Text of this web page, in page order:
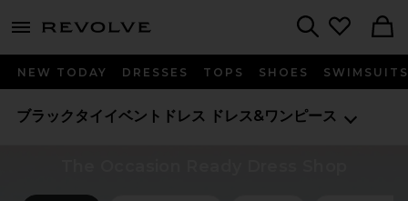
menu - shows more content
NEW TODAY DRESSES TOPS SHOES SWIMSUITS
ブラックタイイベントドレス ドレス&ワンピース